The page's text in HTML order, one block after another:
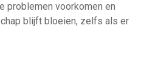
problemen voorkomen en
blijft bloeien, zelfs als er